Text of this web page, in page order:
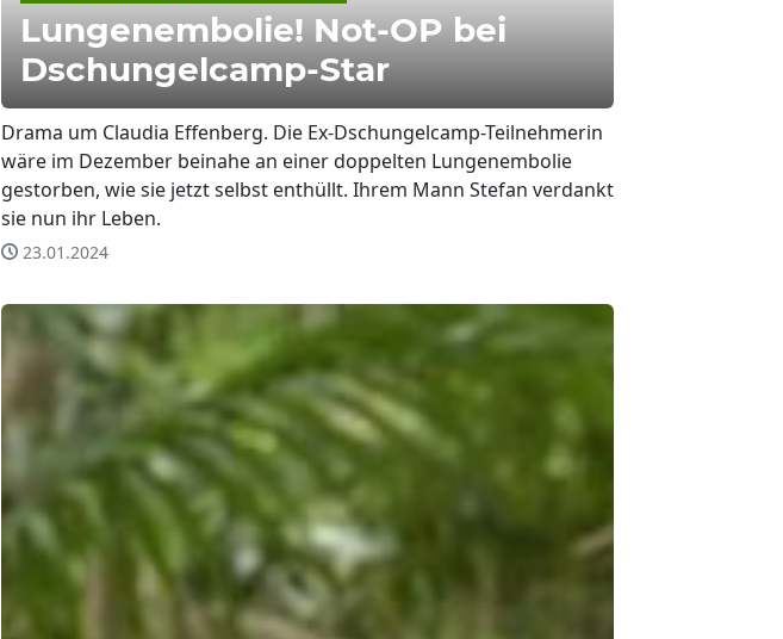
Lungenembolie! Not-OP bei
Dschungelcamp-Star
Drama um Claudia Effenberg. Die Ex-Dschungelcamp-Teilnehmerin
wäre im Dezember beinahe an einer doppelten Lungenembolie
gestorben, wie sie jetzt selbst enthüllt. Ihrem Mann Stefan verdankt
sie nun ihr Leben.
23.01.2024